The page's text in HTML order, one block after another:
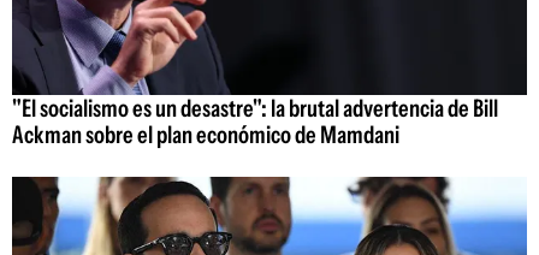
"El socialismo es un desastre": la brutal advertencia de Bill
Ackman sobre el plan económico de Mamdani